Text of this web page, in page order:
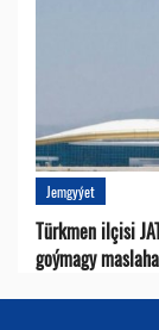
Jemgyýet
Türkmen ilçisi
goýmagy